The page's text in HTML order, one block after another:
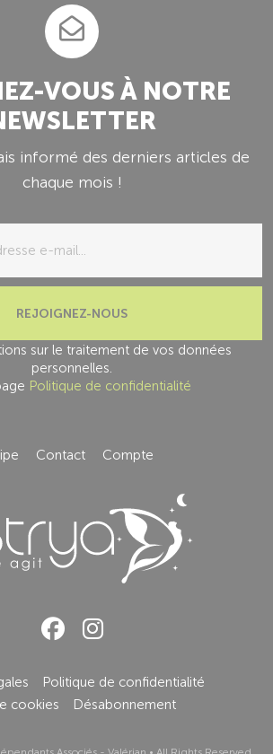
VOUS À NOTRE
informé des derniers articles de
chaque mois !
REJOIGNEZ-NOUS
sur le traitement de vos données
personnelles.
Politique de confidentialité
Contact Compte
Politique de confidentialité
cookies
Désabonnement